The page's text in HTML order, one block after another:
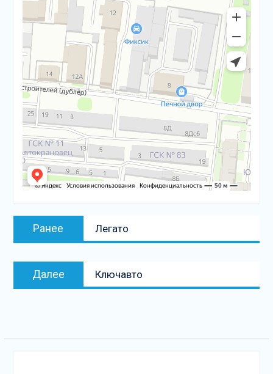
Навигация
Ранее
Предыдущая
запись:
Легато
Далее
Следующая
запись
Ключавто